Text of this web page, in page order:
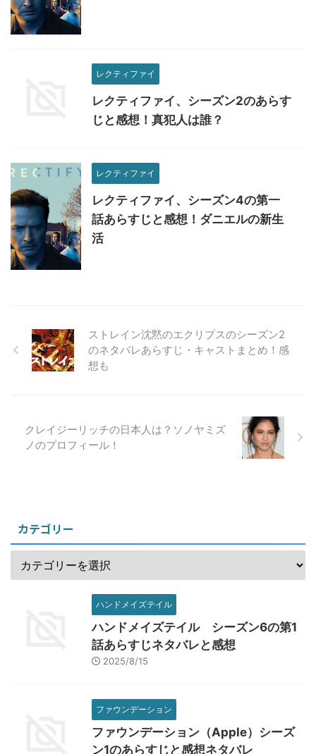
レクティファイ
レクティファイ、シーズン2のあらす
じと感想！真犯人は誰？
レクティファイ
レクティファイ、シーズン4の第一
話あらすじと感想！ダニエルの新生
活
ストレイン沈黙のエクリプスのシーズン2
のネタバレあらすじ・キャストまとめ！感
想も
クレイジーリッチの日本人は？ソノヤミズ
ノのプロフィール！
カテゴリー
ハンドメイズテイル
ハンドメイズテイル シーズン6の第1
話あらすじネタバレと感想
2025/8/15
ファウンデーション
ファウンデーション（Apple）シーズ
ン1のあらすじと感想ネタバレ